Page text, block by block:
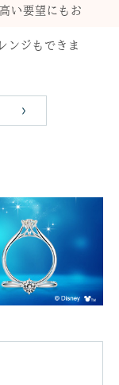
い要望にもお
ンジもできま